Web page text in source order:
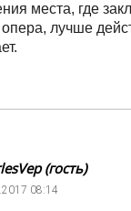
места, где
лучше
(гость)
08:14